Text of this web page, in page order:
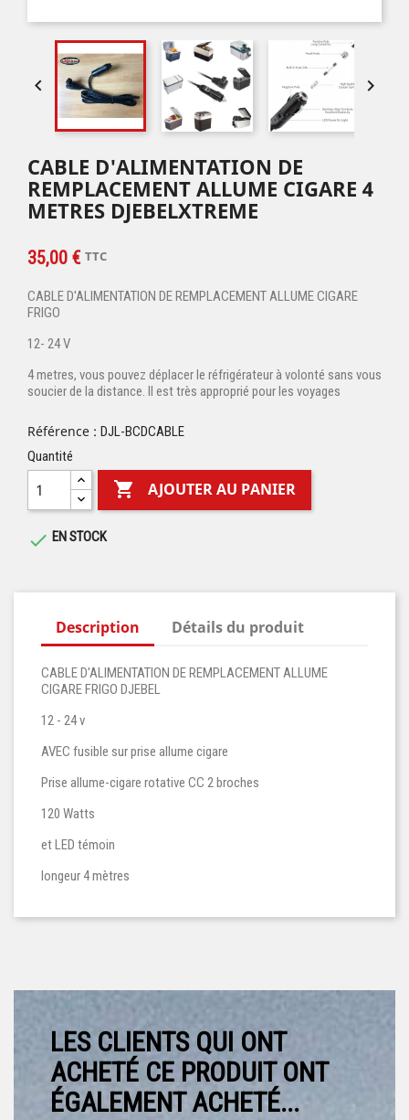
 
CABLE D'ALIMENTATION DE
REMPLACEMENT ALLUME CIGARE 4
METRES DJEBELXTREME
35,00 € TTC
CABLE D'ALIMENTATION DE REMPLACEMENT ALLUME CIGARE
FRIGO
12- 24 V
4 metres, vous pouvez déplacer le réfrigérateur à volonté sans vous
soucier de la distance. Il est très approprié pour les voyages
Référence : DJL-BCDCABLE
Quantité
 AJOUTER AU PANIER
 EN STOCK
Description Détails du produit
CABLE D'ALIMENTATION DE REMPLACEMENT ALLUME
CIGARE FRIGO DJEBEL
12 - 24 v
AVEC fusible sur prise allume cigare
‎Prise allume-cigare rotative CC 2 broches
‎120 Watts
et LED témoin
longeur 4 mètres
LES CLIENTS QUI ONT
ACHETÉ CE PRODUIT ONT
ÉGALEMENT ACHETÉ...